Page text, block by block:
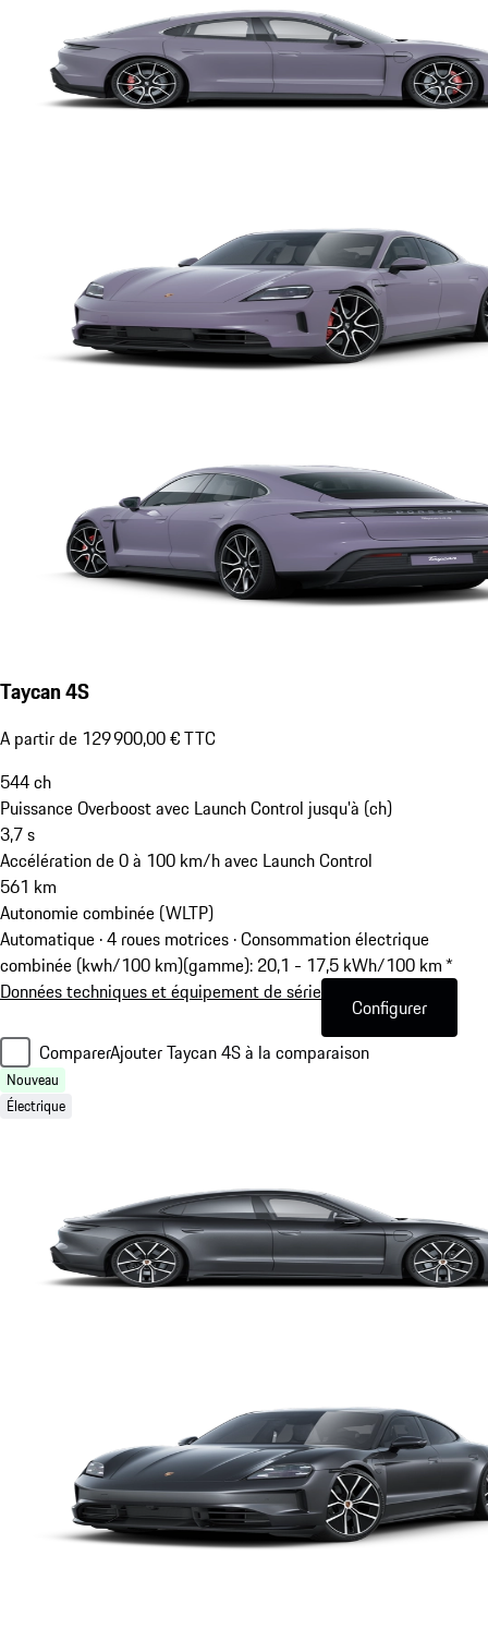
Taycan 4S
A partir de 129 900,00 € TTC
544ch
Puissance Overboost avec Launch Control jusqu'à (ch)
3,7s
Accélération de 0 à 100 km/h avec Launch Control
561 km
Autonomie combinée (WLTP)
Automatique · 4 roues motrices ·Consommation électrique
combinée (kwh/100 km)(gamme): 20,1 - 17,5 kWh/100 km *
Données techniques et équipement de série
Configurer
ComparerAjouter Taycan 4S à la comparaison
Nouveau
Électrique